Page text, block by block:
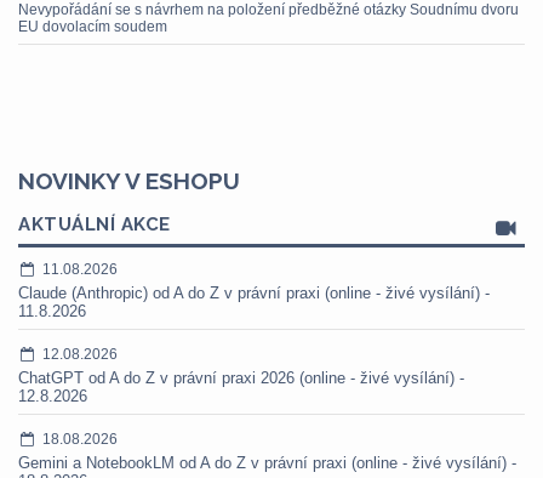
Nevypořádání se s návrhem na položení předběžné otázky Soudnímu dvoru
EU dovolacím soudem
NOVINKY V ESHOPU
AKTUÁLNÍ AKCE
11.08.2026
Claude (Anthropic) od A do Z v právní praxi (online - živé vysílání) -
11.8.2026
12.08.2026
ChatGPT od A do Z v právní praxi 2026 (online - živé vysílání) -
12.8.2026
18.08.2026
Gemini a NotebookLM od A do Z v právní praxi (online - živé vysílání) -